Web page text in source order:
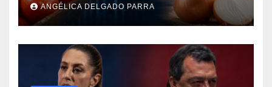
encarecen
ANGÉLICA DELGADO PARRA